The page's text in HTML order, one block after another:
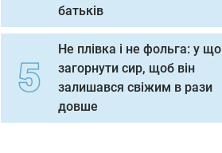
батьків
Не плівка і не фольга: у що
загорнути сир, щоб він
залишався свіжим в рази
довше